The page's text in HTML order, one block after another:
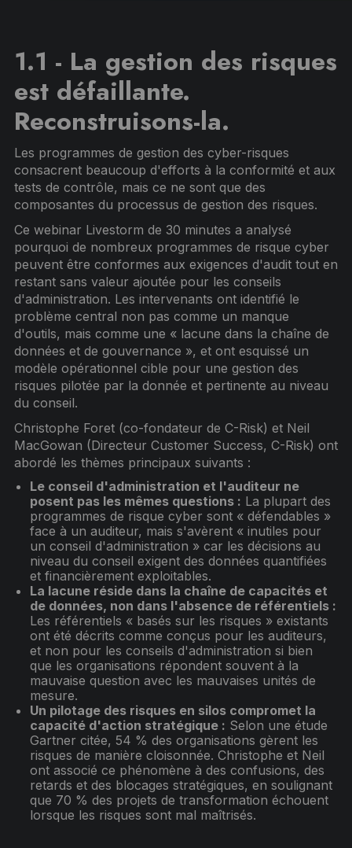
1.1 - La gestion des risques
est défaillante.
Reconstruisons-la.
Les programmes de gestion des cyber-risques
consacrent beaucoup d'efforts à la conformité et aux
tests de contrôle, mais ce ne sont que des
composantes du processus de gestion des risques.
Ce webinar Livestorm de 30 minutes a analysé
pourquoi de nombreux programmes de risque cyber
peuvent être conformes aux exigences d'audit tout en
restant sans valeur ajoutée pour les conseils
d'administration. Les intervenants ont identifié le
problème central non pas comme un manque
d'outils, mais comme une « lacune dans la chaîne de
données et de gouvernance », et ont esquissé un
modèle opérationnel cible pour une gestion des
risques pilotée par la donnée et pertinente au niveau
du conseil.
Christophe Foret (co-fondateur de C-Risk) et Neil
MacGowan (Directeur Customer Success, C-Risk) ont
abordé les thèmes principaux suivants :
Le conseil d'administration et l'auditeur ne
posent pas les mêmes questions : La plupart des
programmes de risque cyber sont « défendables »
face à un auditeur, mais s'avèrent « inutiles pour
un conseil d'administration » car les décisions au
niveau du conseil exigent des données quantifiées
et financièrement exploitables.
La lacune réside dans la chaîne de capacités et
de données, non dans l'absence de référentiels :
Les référentiels « basés sur les risques » existants
ont été décrits comme conçus pour les auditeurs,
et non pour les conseils d'administration si bien
que les organisations répondent souvent à la
mauvaise question avec les mauvaises unités de
mesure.
Un pilotage des risques en silos compromet la
capacité d'action stratégique : Selon une étude
Gartner citée, 54 % des organisations gèrent les
risques de manière cloisonnée. Christophe et Neil
ont associé ce phénomène à des confusions, des
retards et des blocages stratégiques, en soulignant
que 70 % des projets de transformation échouent
lorsque les risques sont mal maîtrisés.